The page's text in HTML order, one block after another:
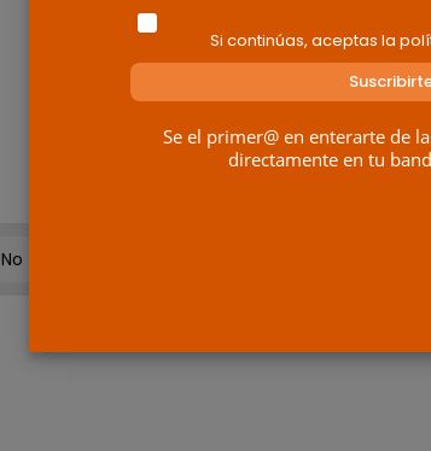
No tiene permiso para ver esta página
Si continúas, aceptas la
Se el primer@ en enterarte de
directamente en tu